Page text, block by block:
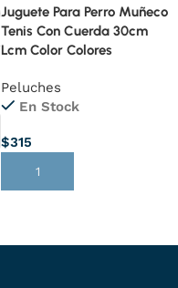
Juguete Para Perro Muñeco
Tenis Con Cuerda 30cm
Lcm Color Colores
Peluches
En Stock
$315
Añadir Al Carrito